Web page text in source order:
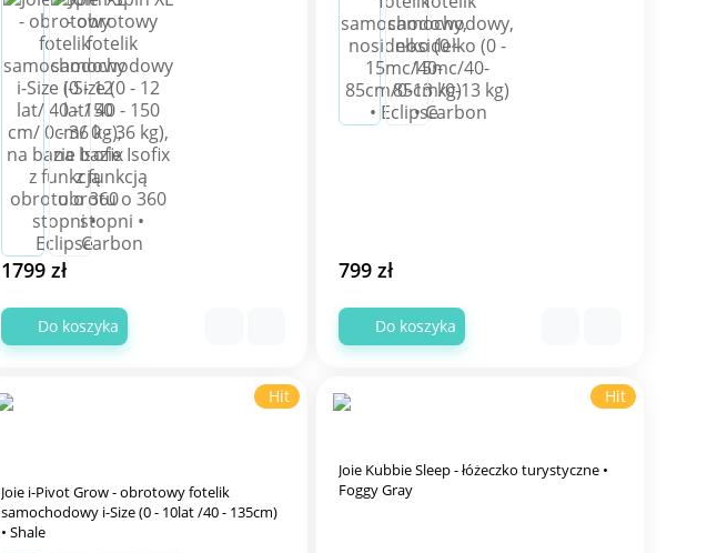
1799 zł
Do koszyka
799 zł
Do koszyka
Hit
Joie i-Pivot Grow - obrotowy fotelik
samochodowy i-Size (0 - 10lat /40 - 135cm)
• Shale
Hit
Joie Kubbie Sleep - łóżeczko turystyczne •
Foggy Gray